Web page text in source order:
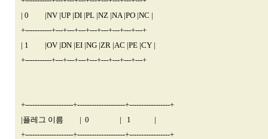
| 0 |NV |UP |DI |PL |NZ |NA |PO |NC |
+-----------+---+---+---+---+---+---+---+---+
| 1 |OV |DN |EI |NG |ZR |AC |PE |CY |
+-----------+---+---+---+---+---+---+---+---+
+--------------------+--------------------+-----------------+
|플레그 이름 | 0 | 1 |
+--------------------+--------------------+-----------------+